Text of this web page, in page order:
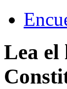
Lea el